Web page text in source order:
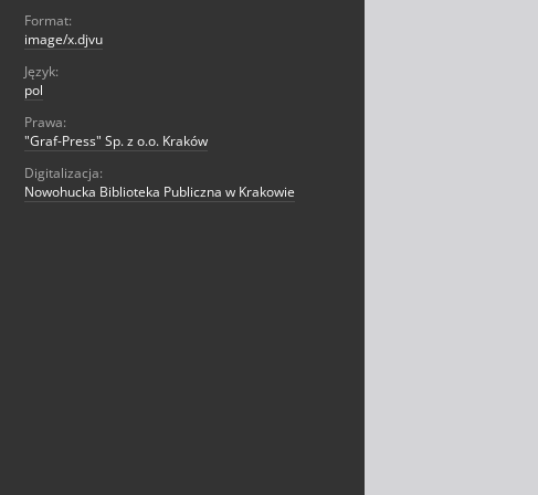
Format:
image/x.djvu
Język:
pol
Prawa:
"Graf-Press" Sp. z o.o. Kraków
Digitalizacja:
Nowohucka Biblioteka Publiczna w Krakowie